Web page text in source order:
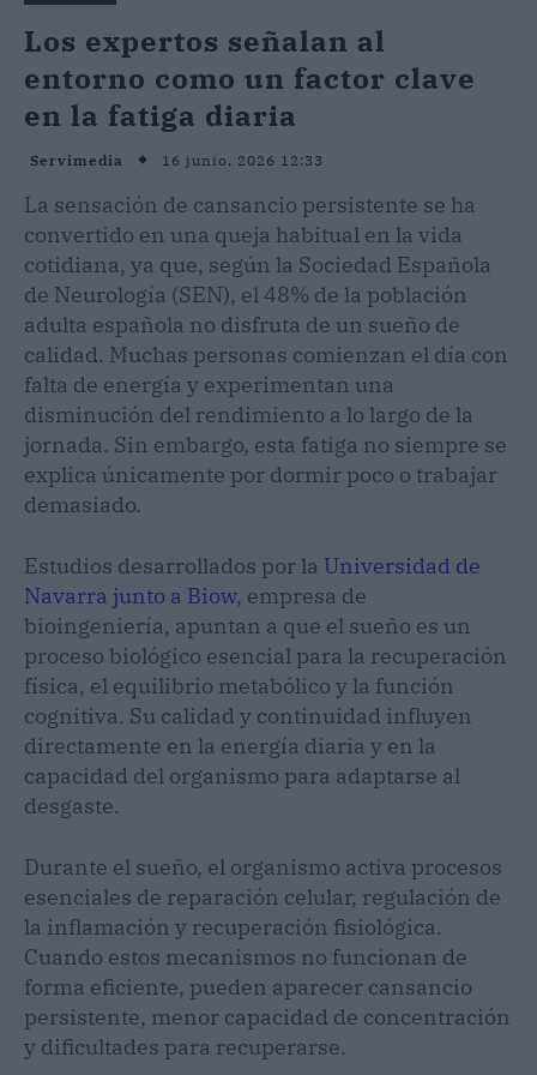
Los expertos señalan al
entorno como un factor clave
en la fatiga diaria
Servimedia 16 junio, 2026 12:33
La sensación de cansancio persistente se ha
convertido en una queja habitual en la vida
cotidiana, ya que, según la Sociedad Española
de Neurología (SEN), el 48% de la población
adulta española no disfruta de un sueño de
calidad. Muchas personas comienzan el día con
falta de energía y experimentan una
disminución del rendimiento a lo largo de la
jornada. Sin embargo, esta fatiga no siempre se
explica únicamente por dormir poco o trabajar
demasiado.
Estudios desarrollados por la Universidad de
Navarra junto a Biow, empresa de
bioingeniería, apuntan a que el sueño es un
proceso biológico esencial para la recuperación
física, el equilibrio metabólico y la función
cognitiva. Su calidad y continuidad influyen
directamente en la energía diaria y en la
capacidad del organismo para adaptarse al
desgaste.
Durante el sueño, el organismo activa procesos
esenciales de reparación celular, regulación de
la inflamación y recuperación fisiológica.
Cuando estos mecanismos no funcionan de
forma eficiente, pueden aparecer cansancio
persistente, menor capacidad de concentración
y dificultades para recuperarse.